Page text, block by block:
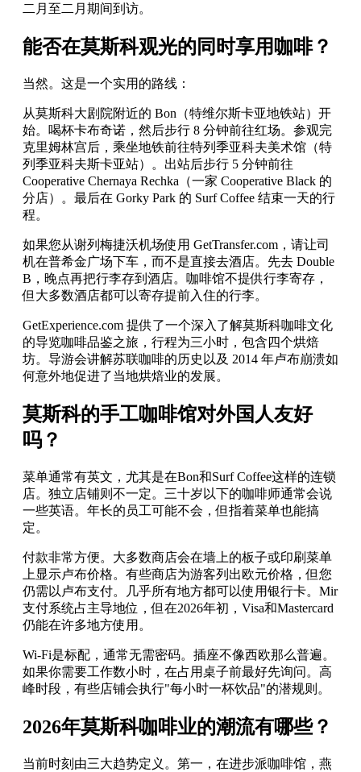
二月至二月期间到访。
能否在莫斯科观光的同时享用咖啡？
当然。这是一个实用的路线：
从莫斯科大剧院附近的 Bon（特维尔斯卡亚地铁站）开
始。喝杯卡布奇诺，然后步行 8 分钟前往红场。参观完
克里姆林宫后，乘坐地铁前往特列季亚科夫美术馆（特
列季亚科夫斯卡亚站）。出站后步行 5 分钟前往
Cooperative Chernaya Rechka（一家 Cooperative Black 的
分店）。最后在 Gorky Park 的 Surf Coffee 结束一天的行
程。
如果您从谢列梅捷沃机场使用 GetTransfer.com，请让司
机在普希金广场下车，而不是直接去酒店。先去 Double
B，晚点再把行李存到酒店。咖啡馆不提供行李寄存，
但大多数酒店都可以寄存提前入住的行李。
GetExperience.com 提供了一个深入了解莫斯科咖啡文化
的导览咖啡品鉴之旅，行程为三小时，包含四个烘焙
坊。导游会讲解苏联咖啡的历史以及 2014 年卢布崩溃如
何意外地促进了当地烘焙业的发展。
莫斯科的手工咖啡馆对外国人友好
吗？
菜单通常有英文，尤其是在Bon和Surf Coffee这样的连锁
店。独立店铺则不一定。三十岁以下的咖啡师通常会说
一些英语。年长的员工可能不会，但指着菜单也能搞
定。
付款非常方便。大多数商店会在墙上的板子或印刷菜单
上显示卢布价格。有些商店为游客列出欧元价格，但您
仍需以卢布支付。几乎所有地方都可以使用银行卡。Mir
支付系统占主导地位，但在2026年初，Visa和Mastercard
仍能在许多地方使用。
Wi-Fi是标配，通常无需密码。插座不像西欧那么普遍。
如果你需要工作数小时，在占用桌子前最好先询问。高
峰时段，有些店铺会执行"每小时一杯饮品"的潜规则。
2026年莫斯科咖啡业的潮流有哪些？
当前时刻由三大趋势定义。第一，在进步派咖啡馆，燕